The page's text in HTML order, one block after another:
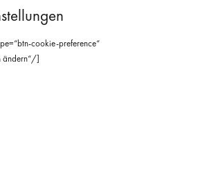
cookie-preference“
ändern“/]